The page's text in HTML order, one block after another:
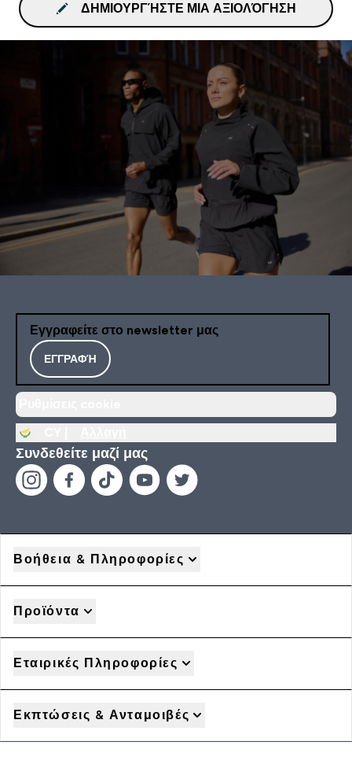
ΔΗΜΙΟΥΡΓΉΣΤΕ ΜΙΑ ΑΞΙΟΛΌΓΗΣΗ
Εγγραφείτε στο newsletter μας
ΕΓΓΡΑΦΉ
Συνδεθείτε μαζί μας
Βοήθεια & Πληροφορίες
Προϊόντα
Εταιρικές Πληροφορίες
Εκπτώσεις & Ανταμοιβές